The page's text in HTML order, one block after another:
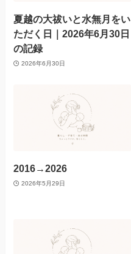
夏越の大祓いと水無月をい
ただく日｜2026年6月30日
の記録
2026年6月30日
2016→2026
2026年5月29日